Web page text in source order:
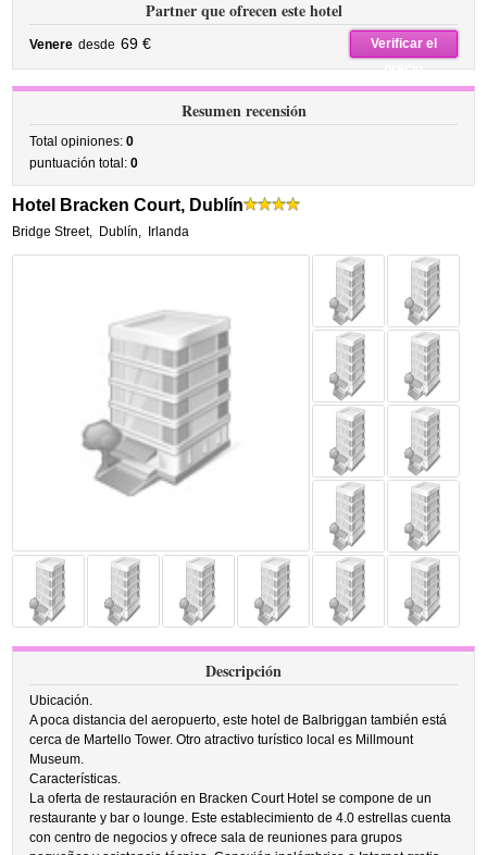
Partner que ofrecen este hotel
Venere desde 69 €
Verificar el
precio
Resumen recensión
Total opiniones:0
puntuación total:0
Hotel Bracken Court, Dublín
Bridge Street, Dublín, Irlanda
Descripción
Ubicación.
A poca distancia del aeropuerto, este hotel de Balbriggan también está
cerca de Martello Tower. Otro atractivo turístico local es Millmount
Museum.
Características.
La oferta de restauración en Bracken Court Hotel se compone de un
restaurante y bar o lounge. Este establecimiento de 4.0 estrellas cuenta
con centro de negocios y ofrece sala de reuniones para grupos